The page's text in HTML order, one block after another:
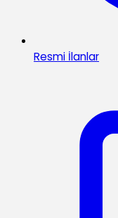
Resmi İlanlar